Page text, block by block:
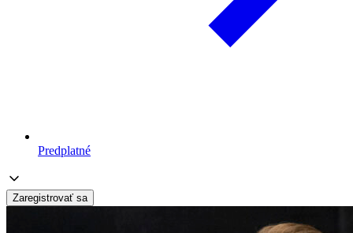
Predplatné
Zaregistrovať sa